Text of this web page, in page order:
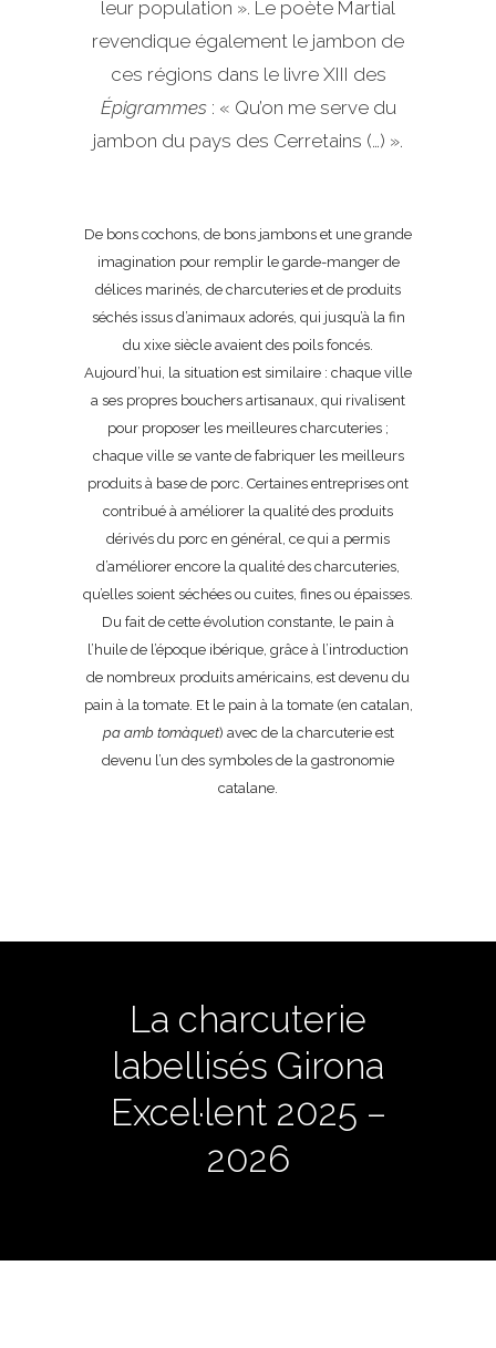
leur population ». Le poète Martial
revendique également le jambon de
ces régions dans le livre XIII des
Épigrammes : « Qu’on me serve du
jambon du pays des Cerretains (…) ».
De bons cochons, de bons jambons et une grande
imagination pour remplir le garde-manger de
délices marinés, de charcuteries et de produits
séchés issus d’animaux adorés, qui jusqu’à la fin
du xixe siècle avaient des poils foncés.
Aujourd’hui, la situation est similaire : chaque ville
a ses propres bouchers artisanaux, qui rivalisent
pour proposer les meilleures charcuteries ;
chaque ville se vante de fabriquer les meilleurs
produits à base de porc. Certaines entreprises ont
contribué à améliorer la qualité des produits
dérivés du porc en général, ce qui a permis
d’améliorer encore la qualité des charcuteries,
qu’elles soient séchées ou cuites, fines ou épaisses.
Du fait de cette évolution constante, le pain à
l’huile de l’époque ibérique, grâce à l’introduction
de nombreux produits américains, est devenu du
pain à la tomate. Et le pain à la tomate (en catalan,
pa amb tomàquet) avec de la charcuterie est
devenu l’un des symboles de la gastronomie
catalane.
La charcuterie
labellisés Girona
Excel·lent 2025 –
2026